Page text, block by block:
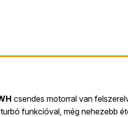
csendes motorral van
funkcióval, még nehezebb